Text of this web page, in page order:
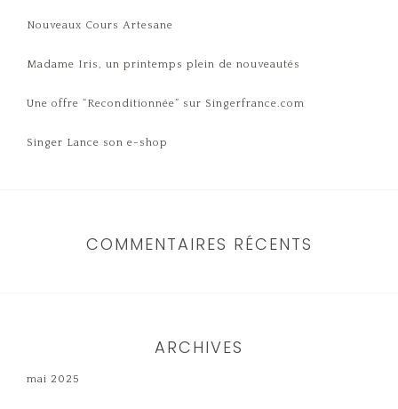
Nouveaux Cours Artesane
Madame Iris, un printemps plein de nouveautés
Une offre “Reconditionnée” sur Singerfrance.com
Singer Lance son e-shop
COMMENTAIRES RÉCENTS
ARCHIVES
mai 2025